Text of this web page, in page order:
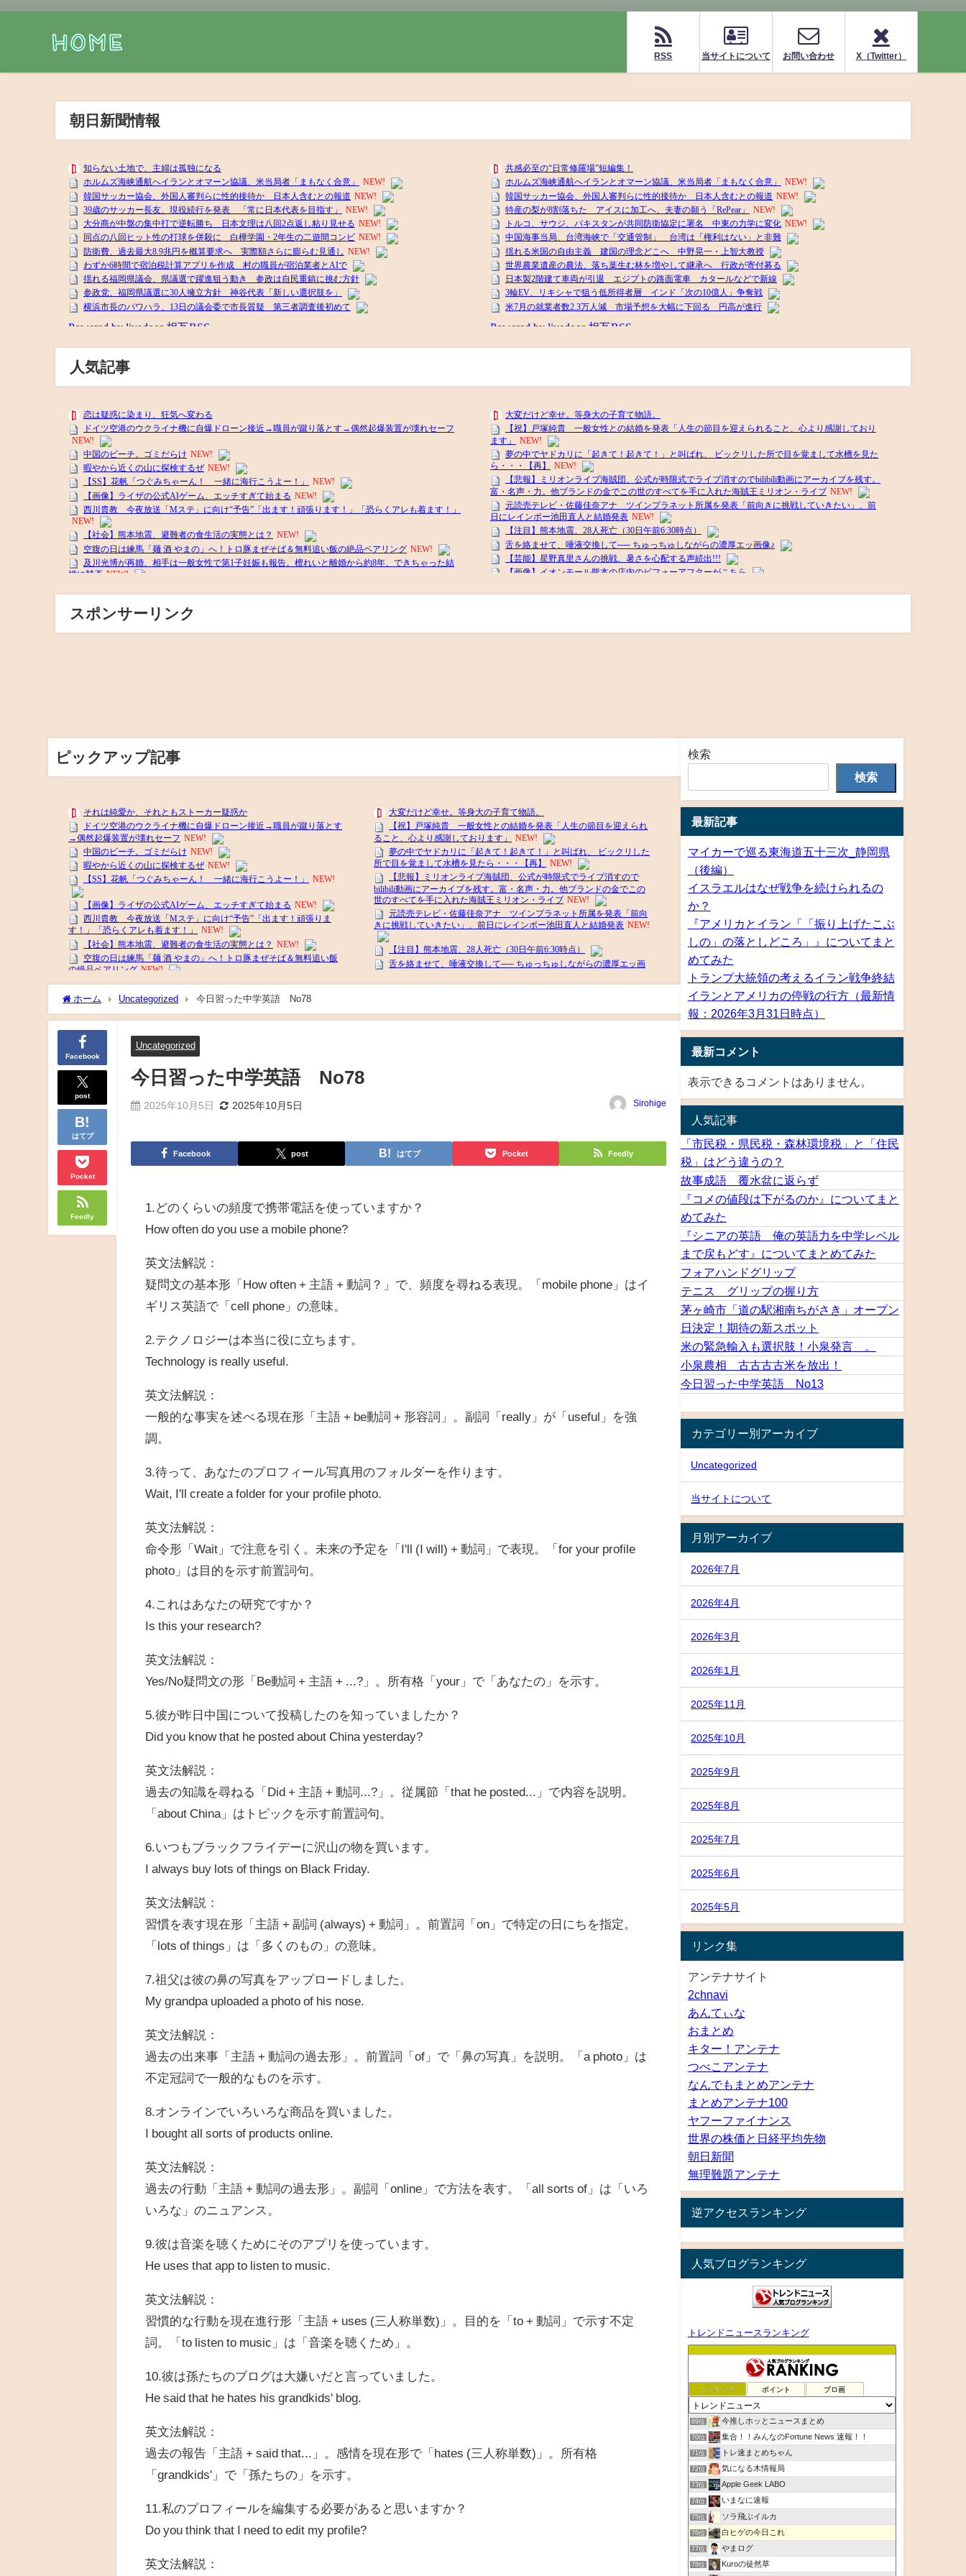
RSS 当サイトについて お問い合わせ X（Twitter）
朝日新聞情報
人気記事
スポンサーリンク
ピックアップ記事
ホーム Uncategorized 今日習った中学英語 No78
Facebook
post
はてブ
Pocket
Feedly
Uncategorized
今日習った中学英語 No78
2025年10月5日 2025年10月5日 Sirohige
Facebook post はてブ Pocket Feedly
1.どのくらいの頻度で携帯電話を使っていますか？
How often do you use a mobile phone?
英文法解説：
疑問文の基本形「How often + 主語 + 動詞？」で、頻度を尋ねる表現。「mobile phone」はイ
ギリス英語で「cell phone」の意味。
2.テクノロジーは本当に役に立ちます。
Technology is really useful.
英文法解説：
一般的な事実を述べる現在形「主語 + be動詞 + 形容詞」。副詞「really」が「useful」を強
調。
3.待って、あなたのプロフィール写真用のフォルダーを作ります。
Wait, I'll create a folder for your profile photo.
英文法解説：
命令形「Wait」で注意を引く。未来の予定を「I'll (I will) + 動詞」で表現。「for your profile
photo」は目的を示す前置詞句。
4.これはあなたの研究ですか？
Is this your research?
英文法解説：
Yes/No疑問文の形「Be動詞 + 主語 + ...?」。所有格「your」で「あなたの」を示す。
5.彼が昨日中国について投稿したのを知っていましたか？
Did you know that he posted about China yesterday?
英文法解説：
過去の知識を尋ねる「Did + 主語 + 動詞...?」。従属節「that he posted...」で内容を説明。
「about China」はトピックを示す前置詞句。
6.いつもブラックフライデーに沢山の物を買います。
I always buy lots of things on Black Friday.
英文法解説：
習慣を表す現在形「主語 + 副詞 (always) + 動詞」。前置詞「on」で特定の日にちを指定。
「lots of things」は「多くのもの」の意味。
7.祖父は彼の鼻の写真をアップロードしました。
My grandpa uploaded a photo of his nose.
英文法解説：
過去の出来事「主語 + 動詞の過去形」。前置詞「of」で「鼻の写真」を説明。「a photo」は
不定冠詞で一般的なものを示す。
8.オンラインでいろいろな商品を買いました。
I bought all sorts of products online.
英文法解説：
過去の行動「主語 + 動詞の過去形」。副詞「online」で方法を表す。「all sorts of」は「いろ
いろな」のニュアンス。
9.彼は音楽を聴くためにそのアプリを使っています。
He uses that app to listen to music.
英文法解説：
習慣的な行動を現在進行形「主語 + uses (三人称単数)」。目的を「to + 動詞」で示す不定
詞。「to listen to music」は「音楽を聴くため」。
10.彼は孫たちのブログは大嫌いだと言っていました。
He said that he hates his grandkids' blog.
英文法解説：
過去の報告「主語 + said that...」。感情を現在形で「hates (三人称単数)」。所有格
「grandkids'」で「孫たちの」を示す。
11.私のプロフィールを編集する必要があると思いますか？
Do you think that I need to edit my profile?
英文法解説：
検索
検索
最新記事
マイカーで巡る東海道五十三次_静岡県
（後編）
イスラエルはなぜ戦争を続けられるの
か？
『アメリカとイラン「「振り上げたこぶ
しの」の落としどころ」』についてまと
めてみた
トランプ大統領の考えるイラン戦争終結
イランとアメリカの停戦の行方（最新情
報：2026年3月31日時点）
最新コメント
表示できるコメントはありません。
人気記事
「市民税・県民税・森林環境税」と「住民
税」はどう違うの？
故事成語 覆水盆に返らず
『コメの値段は下がるのか』についてまと
めてみた
『シニアの英語 俺の英語力を中学レベル
まで戻もどす』についてまとめてみた
フォアハンドグリップ
テニス グリップの握り方
茅ヶ崎市「道の駅湘南ちがさき」オープン
日決定！期待の新スポット
米の緊急輸入も選択肢！小泉発言 。
小泉農相 古古古古米を放出！
今日習った中学英語 No13
カテゴリー別アーカイブ
Uncategorized
当サイトについて
月別アーカイブ
2026年7月
2026年4月
2026年3月
2026年1月
2025年11月
2025年10月
2025年9月
2025年8月
2025年7月
2025年6月
2025年5月
リンク集
アンテナサイト
2chnavi
あんてぃな
おまとめ
キター！アンテナ
つべこアンテナ
なんでもまとめアンテナ
まとめアンテナ100
ヤフーファイナンス
世界の株価と日経平均先物
朝日新聞
無理難題アンテナ
逆アクセスランキング
人気ブログランキング
トレンドニュースランキング
ランキング ポイント ブロ画
69位 今推しホッとニュースまとめ
70位 集合！！みんなのFortune News 速報！！
71位 トレ速まとめちゃん
72位 気になる木情報局
73位 Apple Geek LABO
74位 いまなに速報
75位 ソラ飛ぶイルカ
76位 白ヒゲの今日これ
77位 やまログ
78位
Kuroの徒然草